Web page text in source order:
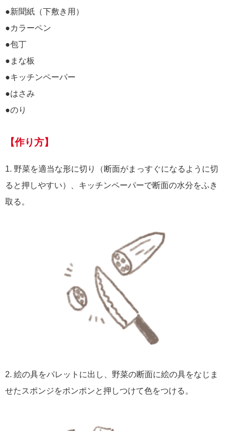
●新聞紙（下敷き用）
●カラーペン
●包丁
●まな板
●キッチンペーパー
●はさみ
●のり
【作り方】
1. 野菜を適当な形に切り（断面がまっすぐになるように切
ると押しやすい）、キッチンペーパーで断面の水分をふき
取る。
2. 絵の具をパレットに出し、野菜の断面に絵の具をなじま
せたスポンジをポンポンと押しつけて色をつける。